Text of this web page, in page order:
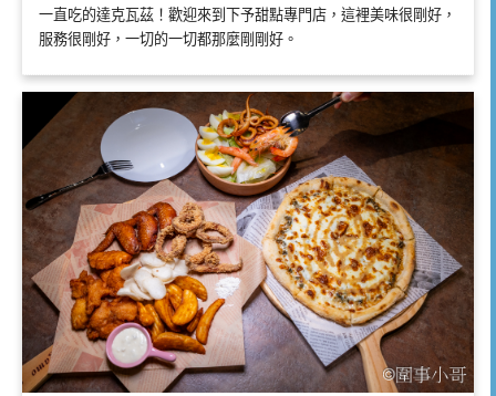
一直吃的達克瓦茲！歡迎來到下予甜點專門店，這裡美味很剛好，
服務很剛好，一切的一切都那麼剛剛好。